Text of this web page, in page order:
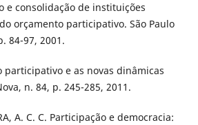
e consolidação de instituições
orçamento participativo. São Paulo
84-97, 2001.
participativo e as novas dinâmicas
n. 84, p. 245-285, 2011.
A. C. C. Participação e democracia: